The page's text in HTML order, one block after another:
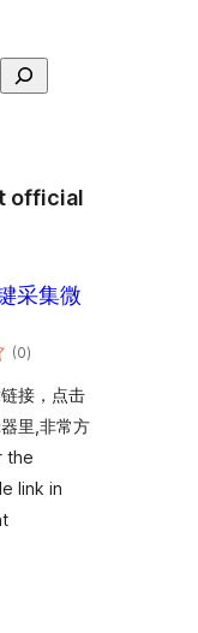
official
采集微
(0전
체
점
)
接，点击
里,非常方
the
link in